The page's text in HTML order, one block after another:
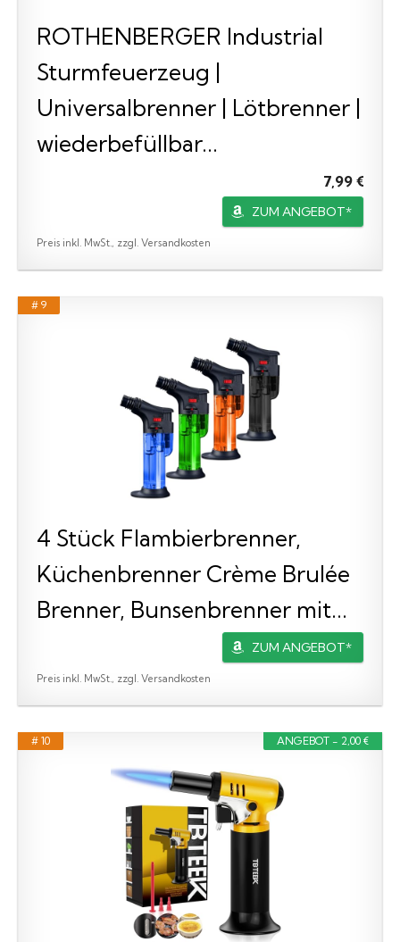
ROTHENBERGER Industrial
Sturmfeuerzeug |
Universalbrenner | Lötbrenner |
wiederbefüllbar...
7,99 €
ZUM ANGEBOT*
Preis inkl. MwSt., zzgl. Versandkosten
# 9
4 Stück Flambierbrenner,
Küchenbrenner Crème Brulée
Brenner, Bunsenbrenner mit...
ZUM ANGEBOT*
Preis inkl. MwSt., zzgl. Versandkosten
ANGEBOT - 2,00 €
# 10